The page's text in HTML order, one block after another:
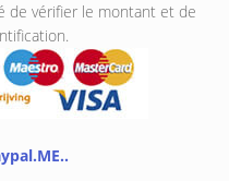
de vérifier le montant et de